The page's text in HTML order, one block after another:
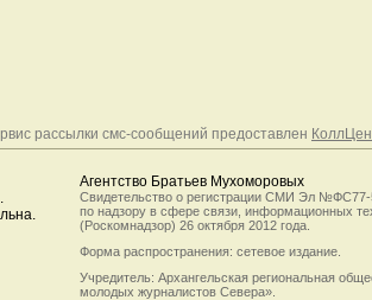
рассылки смс-сообщений предоставлен
Агентство Братьев Мухоморовых
Свидетельство о регистрации СМИ Эл
по надзору в сфере связи, информационных
(Роскомнадзор) 26 октября 2012 года.
Форма распространения: сетевое издание.
Учредитель: Архангельская региональная
молодых журналистов Севера».